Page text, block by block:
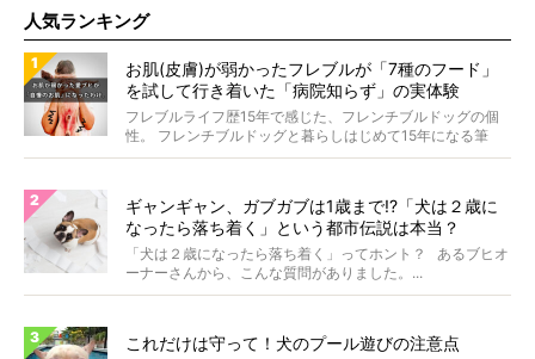
人気ランキング
お肌(皮膚)が弱かったフレブルが「7種のフード」
を試して行き着いた「病院知らず」の実体験
フレブルライフ歴15年で感じた、フレンチブルドッグの個
性。 フレンチブルドッグと暮らしはじめて15年になる筆
者...
ギャンギャン、ガブガブは1歳まで!?「犬は２歳に
なったら落ち着く」という都市伝説は本当？
「犬は２歳になったら落ち着く」ってホント？ あるブヒオ
ーナーさんから、こんな質問がありました。...
これだけは守って！犬のプール遊びの注意点